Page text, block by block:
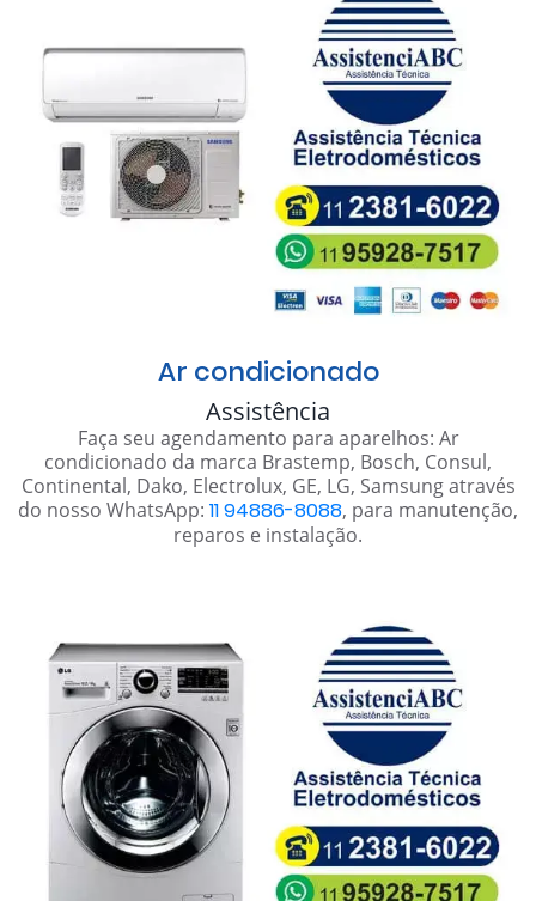
Ar condicionado
Assistência
Faça seu agendamento para aparelhos: Ar
condicionado da marca Brastemp, Bosch, Consul,
Continental, Dako, Electrolux, GE, LG, Samsung através
do nosso WhatsApp: 11 94886-8088, para manutenção,
reparos e instalação.